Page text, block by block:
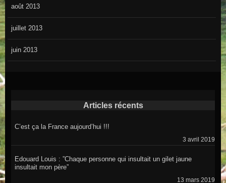
août 2013
juillet 2013
juin 2013
Articles récents
C’est ça la France aujourd’hui !!!
3 avril 2019
Edouard Louis : ”Chaque personne qui insultait un gilet jaune
insultait mon père”
13 mars 2019